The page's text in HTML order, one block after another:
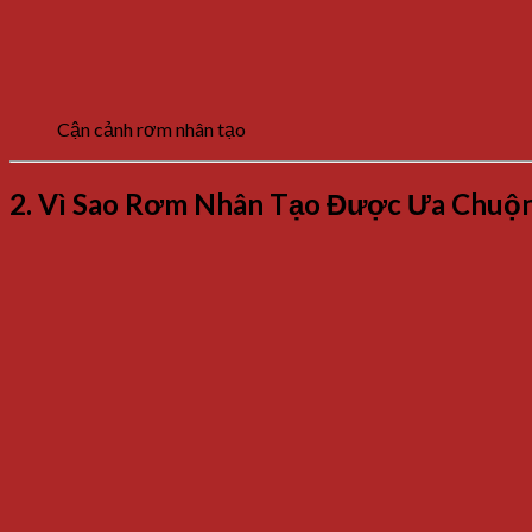
Cận cảnh rơm nhân tạo
2. Vì Sao Rơm Nhân Tạo Được Ưa